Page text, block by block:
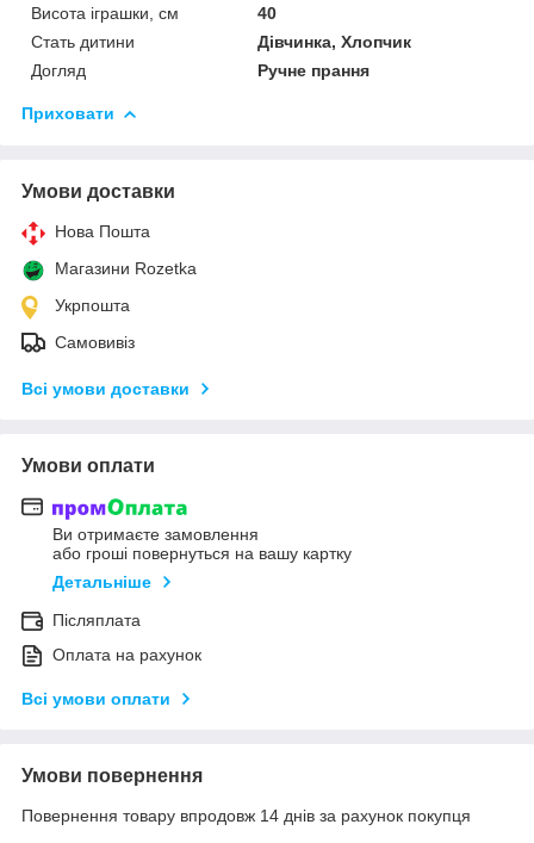
Висота іграшки, см
40
Стать дитини
Дівчинка, Хлопчик
Догляд
Ручне прання
Приховати
Умови доставки
Нова Пошта
Магазини Rozetka
Укрпошта
Самовивіз
Всі умови доставки
Умови оплати
Ви отримаєте замовлення
або гроші повернуться на вашу картку
Детальніше
Післяплата
Оплата на рахунок
Всі умови оплати
Умови повернення
Повернення товару впродовж 14 днів за рахунок покупця